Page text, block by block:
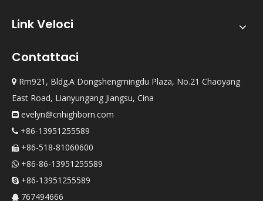
Link Veloci
Contattaci
 Rm921, Bldg.A Dongshengmingdu Plaza, No.21 Chaoyang
East Road, Lianyungang Jiangsu, Cina
 evelyn@cnhighborn.com
 +86-13951255589
 +86-518-81060600
 +86-86-13951255589
 +86-13951255589
 767494666